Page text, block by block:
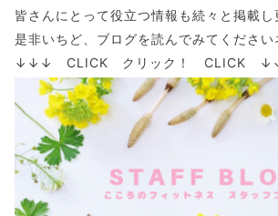
皆さんにとって役立つ情報も続々と掲載し
是非いちど、ブログを読んでみてくださ
↓↓↓ CLICK クリック！ CLICK